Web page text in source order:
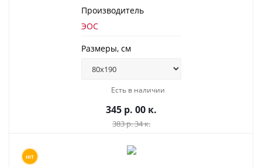
Производитель
ЭОС
Размеры, см
Есть в наличии
345 р. 00 к.
383 р. 34 к.
HIT